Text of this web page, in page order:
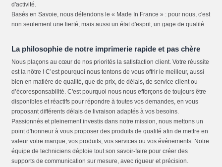
d'activité.
Basés en Savoie, nous défendons le « Made In France » : pour nous, c'est
non seulement une fierté, mais aussi un état d'esprit, un gage de qualité.
La philosophie de notre imprimerie rapide et pas chère
Nous plaçons au cœur de nos priorités la satisfaction client. Votre réussite
est la nôtre ! C’est pourquoi nous tentons de vous offrir le meilleur, aussi
bien en matière de qualité, que de prix, de délais, de service client ou
d’écoresponsabilité. C'est pourquoi nous nous efforçons de toujours être
disponibles et réactifs pour répondre à toutes vos demandes, en vous
proposant différents délais de livraison adaptés à vos besoins.
Passionnés et pleinement investis dans notre mission, nous mettons un
point d'honneur à vous proposer des produits de qualité afin de mettre en
valeur votre marque, vos produits, vos services ou vos événements. Notre
équipe de techniciens déploie tout son savoir-faire pour créer des
supports de communication sur mesure, avec rigueur et précision.